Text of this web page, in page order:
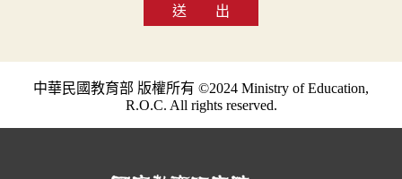
送 出
中華民國教育部 版權所有 ©2024 Ministry of Education,
R.O.C. All rights reserved.